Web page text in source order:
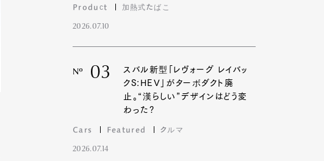
Product 加熱式たばこ
2026.07.10
Nº 03
スバル新型「レヴォーグ レイバッ
クS:HEV」がターボダクト廃
止。“漢らしい”デザインはどう変
わった?
Cars Featured クルマ
2026.07.14